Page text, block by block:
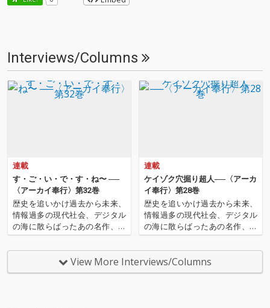
Interviews/Columns
連載
す・ご・い・で・す・ね〜 ──
〈アーカイ奉行〉第32巻
歴史を追いかけ過去から未来、
情報過多の現代社会、デジタル
の海に散らばったあの名作、こ
の名作たちをひとつにまとめる
仕事人…!〈アーカイ奉行〉が今
日もデジタルの乱世を治め
る…!'''〈アーカイ奉行〉と
連載
ケイゾク穴掘り超人──〈アーカ
イ奉行〉第28巻
歴史を追いかけ過去から未来、
情報過多の現代社会、デジタル
の海に散らばったあの名作、こ
の名作たちをひとつにまとめる
仕事人…!〈アーカイ奉行〉が今
日もデジタルの乱世を治め
る…!'''〈アーカイ奉行〉と
View More Interviews/Columns